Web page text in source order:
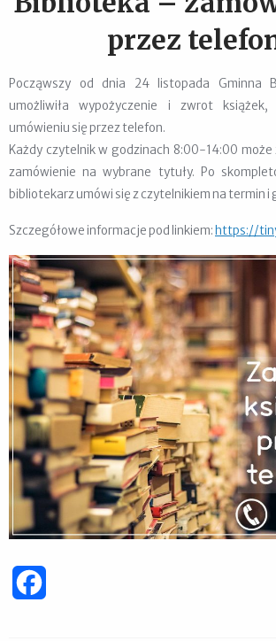
przez
Począwszy od dnia 24 listopada Gminna
umożliwiła wypożyczenie i zwrot książek,
umówieniu się przez telefon.
Każdy czytelnik w godzinach 8:00-14:00 może
zamówienie na wybrane tytuły. Po
bibliotekarz umówi się z czytelnikiem na termin i
Szczegółowe informacje pod linkiem: https://